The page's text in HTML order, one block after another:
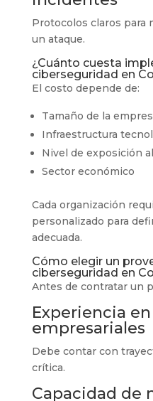
Protocolos claros para
un ataque.
¿Cuánto cuesta
ciberseguridad en
El costo depende de:
Tamaño de la
Infraestructura
Nivel de exposición
Sector económico
Cada organización
personalizado para
adecuada.
Cómo elegir un
ciberseguridad en
Antes de contratar un
Experiencia
empresariales
Debe contar con
crítica.
Capacidad de